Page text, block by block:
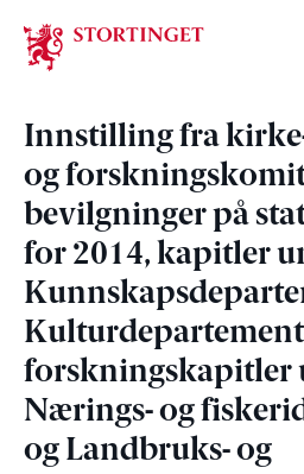
Stortinget.no
Innstilling fra
og
bevilgninger på
for 2014, kapitler
forskningskapitler
Nærings- og
og Landbruks- og